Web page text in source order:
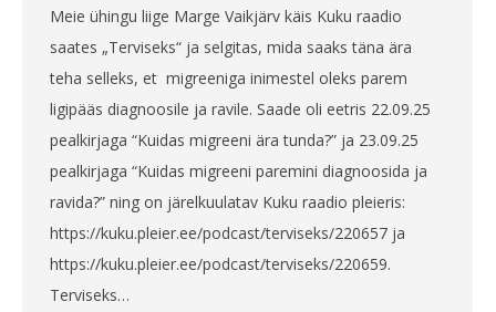
Meie ühingu liige Marge Vaikjärv käis Kuku raadio
saates „Terviseks“ ja selgitas, mida saaks täna ära
teha selleks, et migreeniga inimestel oleks parem
ligipääs diagnoosile ja ravile. Saade oli eetris 22.09.25
pealkirjaga “Kuidas migreeni ära tunda?” ja 23.09.25
pealkirjaga “Kuidas migreeni paremini diagnoosida ja
ravida?” ning on järelkuulatav Kuku raadio pleieris:
https://kuku.pleier.ee/podcast/terviseks/220657 ja
https://kuku.pleier.ee/podcast/terviseks/220659.
Terviseks…